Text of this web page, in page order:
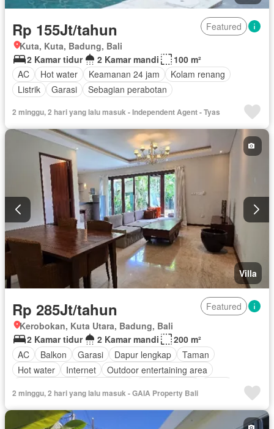
Rp 155Jt/tahun
Featured
Kuta, Kuta, Badung, Bali
2 Kamar tidur
2 Kamar mandi
100 m²
AC
Hot water Keamanan 24 jam
Kolam renang
Listrik
Garasi Sebagian perabotan
2 minggu, 2 hari yang lalu masuk - Independent Agent - Tyas
Villa
Rp 285Jt/tahun
Featured
Kerobokan, Kuta Utara, Badung, Bali
2 Kamar tidur
2 Kamar mandi
200 m²
AC
Balkon Garasi Dapur lengkap
Taman
Hot water
Internet
Outdoor entertaining area
Televisi
Halaman Jacuzzi Wifi
Kabel video
Tanpa perabotan
2 minggu, 2 hari yang lalu masuk - GAIA Property Bali